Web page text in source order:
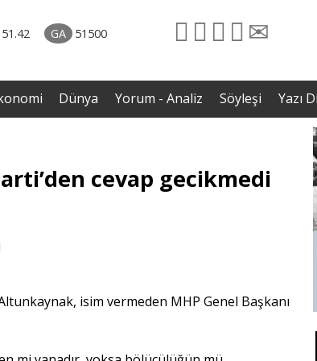
51.42 GA 51500
• İnsan Haklarının Hakkettiği İlgi ve Hakketmediği
İlgisizlik|Zeki Savaş
Dünya Yorum - Analiz Söyleşi Yazı
cevap gecikmedi
isim vermeden MHP Genel Başkanı